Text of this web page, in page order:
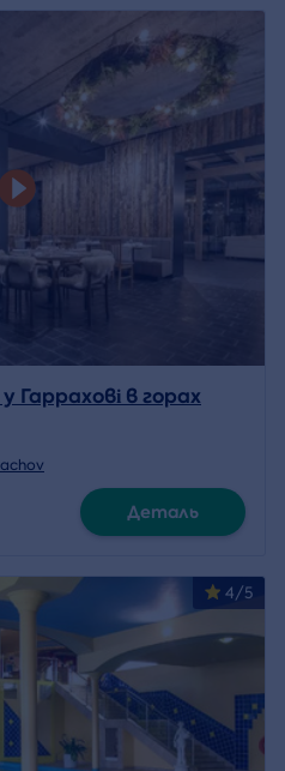
Гаррахові в горах
Деталь
4/5